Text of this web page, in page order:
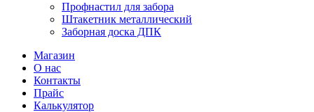
Профнастил для забора
Штакетник металлический
Заборная доска ДПК
Магазин
О нас
Контакты
Прайс
Калькулятор